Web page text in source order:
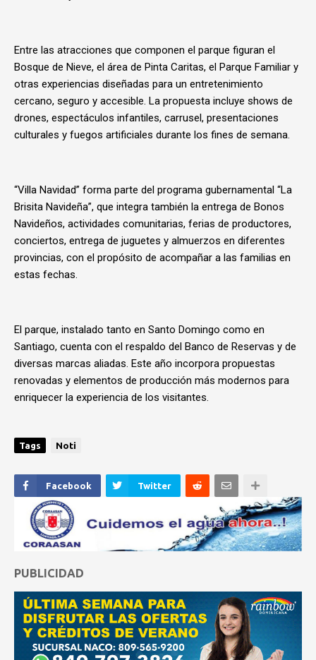
Entre las atracciones que componen el parque figuran el
Bosque de Nieve, el área de Pinta Caritas, el Parque Familiar y
otras experiencias diseñadas para un entretenimiento
cercano, seguro y accesible. La propuesta incluye shows de
drones, espectáculos infantiles, carrusel, presentaciones
culturales y fuegos artificiales durante los fines de semana.
“Villa Navidad” forma parte del programa gubernamental “La
Brisita Navideña”, que integra también la entrega de Bonos
Navideños, actividades comunitarias, ferias de productores,
conciertos, entrega de juguetes y almuerzos en diferentes
provincias, con el propósito de acompañar a las familias en
estas fechas.
El parque, instalado tanto en Santo Domingo como en
Santiago, cuenta con el respaldo del Banco de Reservas y de
diversas marcas aliadas. Este año incorpora propuestas
renovadas y elementos de producción más modernos para
enriquecer la experiencia de los visitantes.
Tags Noti
Facebook Twitter
PUBLICIDAD